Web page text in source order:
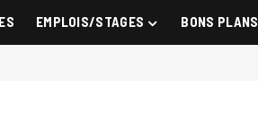
EMPLOIS/STAGES BONS PLANS